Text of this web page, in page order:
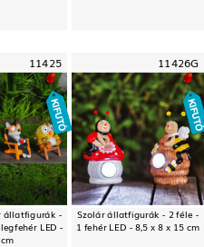
11425
állatfigurák -
LED -
11426G
Szolár állatfigurák - 2 féle -
1 fehér LED - 8,5 x 8 x 15 cm